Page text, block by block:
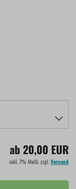
ab 20,00 EUR
inkl. 7% MwSt. zzgl.Versand